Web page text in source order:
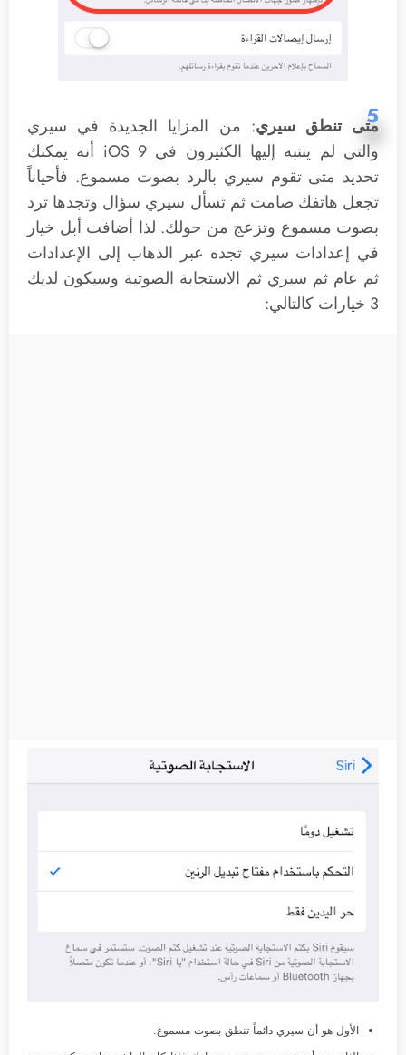
5
متى تنطق سيري: من المزايا الجديدة في سيري
والتي لم ينتبه إليها الكثيرون في iOS 9 أنه يمكنك
تحديد متى تقوم سيري بالرد بصوت مسموع. فأحياناً
تجعل هاتفك صامت ثم تسأل سيري سؤال وتجدها ترد
بصوت مسموع وتزعج من حولك. لذا أضافت أبل خيار
في إعدادات سيري تجده عبر الذهاب إلى الإعدادات
ثم عام ثم سيري ثم الاستجابة الصوتية وسيكون لديك
3 خيارات كالتالي:
الأول هو أن سيري دائماً تنطق بصوت مسموع.